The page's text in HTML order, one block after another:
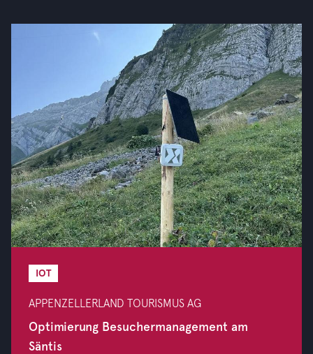
IOT
APPENZELLERLAND TOURISMUS AG
Optimierung Besuchermanagement am
Säntis